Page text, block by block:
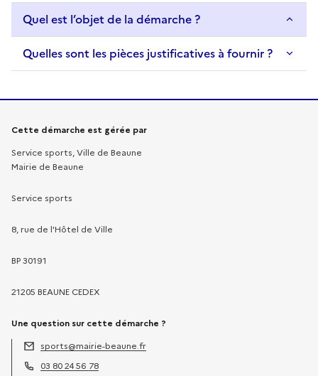
Quel est l’objet de la démarche ?
Quelles sont les pièces justificatives à fournir ?
Informations sur la démarche
Cette démarche est gérée par
Service sports, Ville de Beaune
Mairie de Beaune
Service sports
8, rue de l'Hôtel de Ville
BP 30191
21205 BEAUNE CEDEX
Une question sur cette démarche ?
Adresse électronique :
sports@mairie-beaune.fr
03 80 24 56 78